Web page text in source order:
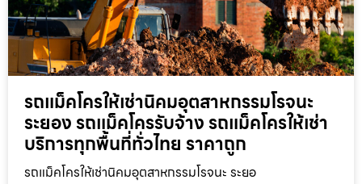
รถแม็คโครให้เช่านิคมอุตสาหกรรมโรจนะ
ระยอง รถแม็คโครรับจ้าง รถแม็คโครให้เช่า
บริการทุกพื้นที่ทั่วไทย ราคาถูก
รถแม็คโครให้เช่านิคมอุตสาหกรรมโรจนะ ระยอ